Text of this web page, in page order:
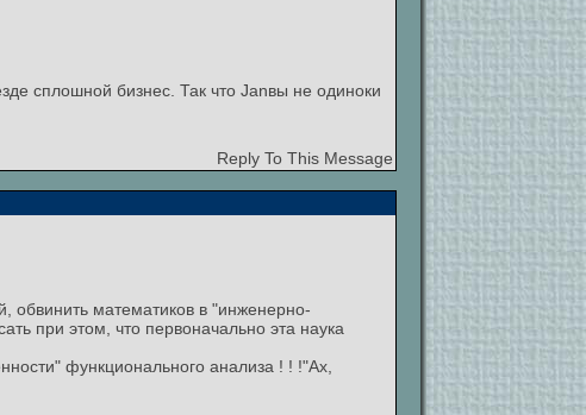
сплошной бизнес. Так что Janвы не одиноки
Reply To This Message
обвинить математиков в "инженерно-
при этом, что первоначально эта наука
функционального анализа ! ! !"Ах,